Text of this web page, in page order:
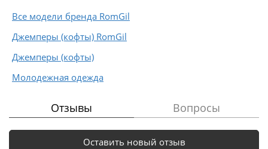
Все модели бренда RomGil
Джемперы (кофты) RomGil
Джемперы (кофты)
Молодежная одежда
Отзывы Вопросы
Оставить новый отзыв